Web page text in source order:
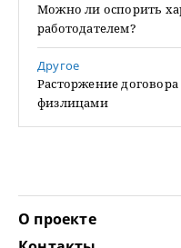
Можно ли оспорить
работодателем?
Другое
Расторжение
физлицами
О проекте